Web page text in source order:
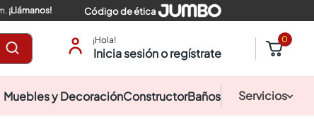
¡Llámanos! Código de ética
¡Hola!
Inicia sesión o regístrate
0
Muebles y DecoraciónConstructorBaños Servicios